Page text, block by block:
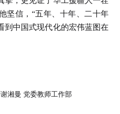
坚信，“五年、十年、二十年
到中国式现代化的宏伟蓝图在
曼 党委教师工作部